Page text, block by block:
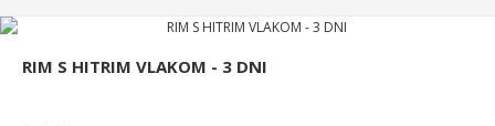
RIM S HITRIM VLAKOM - 3 DNI